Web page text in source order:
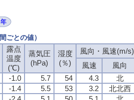
との値）
露点
温度
(℃)
蒸気圧
(hPa)
湿度
(％)
風向・風速(m/s)
風速 風向
-1.0 5.7 54 4.3
北
-1.4 5.5 53 3.2
北北西